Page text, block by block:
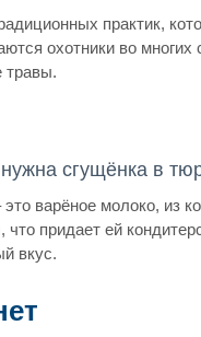
практик,
охотники во многих
травы.
сгущёнка в
варёное молоко, из
что придает ей
вкус.